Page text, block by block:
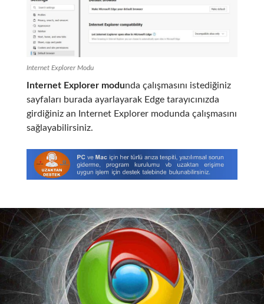
Internet Explorer Modu
Internet Explorer modunda çalışmasını istediğiniz
sayfaları burada ayarlayarak Edge tarayıcınızda
girdiğiniz an Internet Explorer modunda çalışmasını
sağlayabilirsiniz.